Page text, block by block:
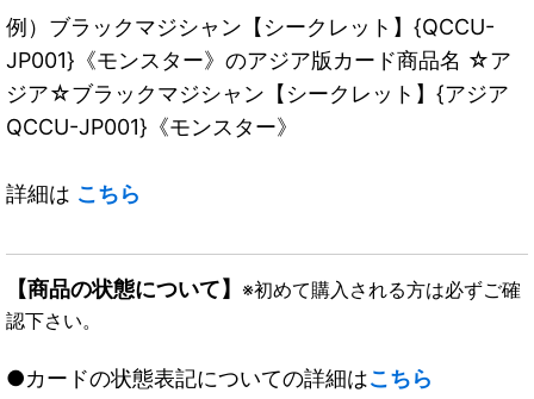
例）ブラックマジシャン【シークレット】{QCCU-
JP001}《モンスター》のアジア版カード商品名 ☆ア
ジア☆ブラックマジシャン【シークレット】{アジア
QCCU-JP001}《モンスター》
詳細は こちら
【商品の状態について】 ※初めて購入される方は必ずご確
認下さい。
●カードの状態表記についての詳細はこちら